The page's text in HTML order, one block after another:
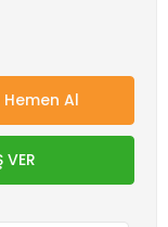
Hemen Al
VER